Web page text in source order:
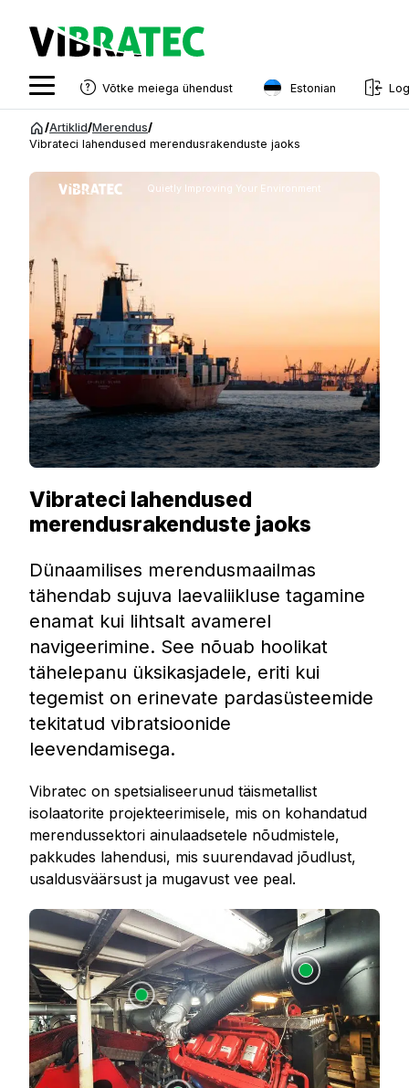
Hüppa
Võtke meiega ühendust Estonian
Swedish
Norwegian
/Artiklid/Merendus/
Vibrateci lahendused merendusrakenduste jaoks
Quietly Improving Your Environment
Vibrateci lahendused
merendusrakenduste jaoks
Dünaamilises merendusmaailmas
tähendab sujuva laevaliikluse tagamine
enamat kui lihtsalt avamerel
navigeerimine. See nõuab hoolikat
tähelepanu üksikasjadele, eriti kui
tegemist on erinevate pardasüsteemide
tekitatud vibratsioonide
leevendamisega.
Vibratec on spetsialiseerunud täismetallist
isolaatorite projekteerimisele, mis on kohandatud
merendussektori ainulaadsetele nõudmistele,
pakkudes lahendusi, mis suurendavad jõudlust,
usaldusväärsust ja mugavust vee peal.